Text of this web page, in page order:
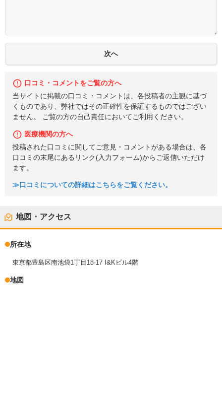
口コミ・コメントをご覧の方へ
当サイトに掲載の口コミ・コメントは、各投稿者の主観に基づ
くものであり、弊社ではその正確性を保証するものではござい
ません。 ご覧の方の自己責任においてご利用ください。
医療機関の方へ
投稿された口コミに関してご意見・コメントがある場合は、各
口コミの末尾にあるリンク(入力フォーム)からご返信いただけ
ます。
≫口コミについての詳細はこちらをご覧ください。
地図・アクセス
所在地
東京都豊島区南池袋1丁目18-17 I&Kビル4階
地図